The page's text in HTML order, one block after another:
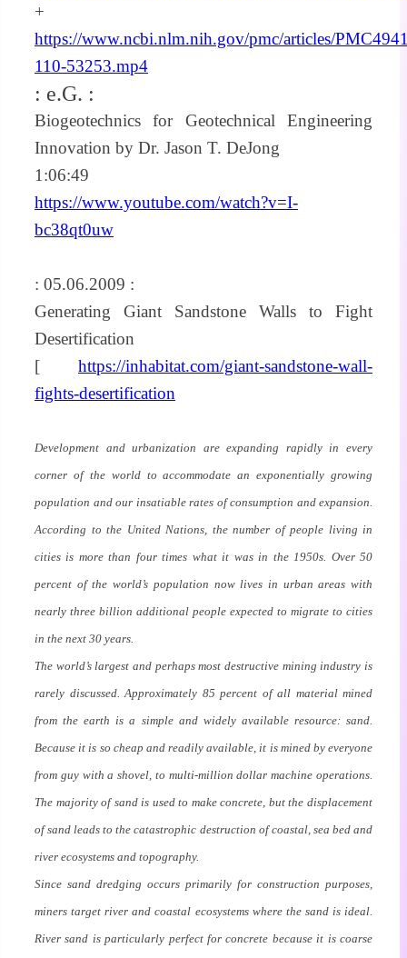
+
https://www.ncbi.nlm.nih.gov/pmc/articles/
110-53253.mp4
: e.G. :
Biogeotechnics for Geotechnical Engineering
Innovation by Dr. Jason T. DeJong
1:06:49
https://www.youtube.com/watch?v=I-
bc38qt0uw
: 05.06.2009 :
Generating Giant Sandstone Walls to Fight
Desertification
[ https://inhabitat.com/giant-sandstone-wall-
fights-desertification
Development and urbanization are expanding rapidly in every
corner of the world to accommodate an exponentially growing
population and our insatiable rates of consumption and expansion.
According to the United Nations, the number of people living in
cities is more than four times what it was in the 1950s. Over 50
percent of the world’s population now lives in urban areas with
nearly three billion additional people expected to migrate to cities
in the next 30 years.
The world’s largest and perhaps most destructive mining industry is
rarely discussed. Approximately 85 percent of all material mined
from the earth is a simple and widely available resource: sand.
Because it is so cheap and readily available, it is mined by everyone
from guy with a shovel, to multi-million dollar machine operations.
The majority of sand is used to make concrete, but the displacement
of sand leads to the catastrophic destruction of coastal, sea bed and
river ecosystems and topography.
Since sand dredging occurs primarily for construction purposes,
miners target river and coastal ecosystems where the sand is ideal.
River sand is particularly perfect for concrete because it is coarse